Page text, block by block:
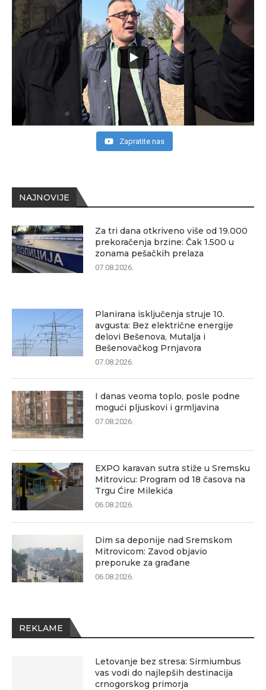
NAJNOVIJE
Za tri dana otkriveno više od 19.000
prekoračenja brzine: Čak 1.500 u
zonama pešačkih prelaza
07.08.2026.
Planirana isključenja struje 10.
avgusta: Bez električne energije
delovi Bešenova, Mutalja i
Bešenovačkog Prnjavora
07.08.2026.
I danas veoma toplo, posle podne
mogući pljuskovi i grmljavina
07.08.2026.
EXPO karavan sutra stiže u Sremsku
Mitrovicu: Program od 18 časova na
Trgu Ćire Milekića
06.08.2026.
Dim sa deponije nad Sremskom
Mitrovicom: Zavod objavio
preporuke za građane
06.08.2026.
REKLAME
Letovanje bez stresa: Sirmiumbus
vas vodi do najlepših destinacija
crnogorskog primorja
Zapratite nas